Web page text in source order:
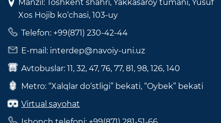
Manzil: Toshkent shahri, Yakkasaroy tumani, Yusuf
Xos Hojib ko‘chasi, 103-uy
Telefon: +99(871) 230-42-44
E-mail: interdep@navoiy-uni.uz
Avtobuslar: 11, 32, 47, 76, 77, 81, 98, 126, 140
Metro: “Xalqlar do‘stligi” bekati, “Oybek” bekati
Virtual sayohat